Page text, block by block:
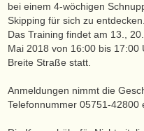
bei einem 4-wöchigen
Skipping für sich zu entdecken.
Das Training findet am 13.,
Mai 2018 von 16:00 bis 17:00
Breite Straße statt.
Anmeldungen nimmt die
Telefonnummer 05751-42800